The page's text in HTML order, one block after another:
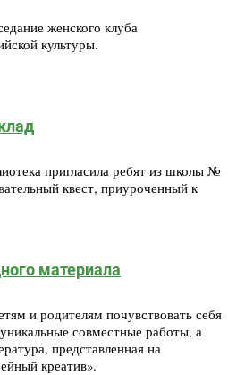
женского клуба
культуры.
пригласила ребят из школы №
квест, приуроченный к
материала
и родителям почувствовать себя
совместные работы, а
представленная на
креатив».